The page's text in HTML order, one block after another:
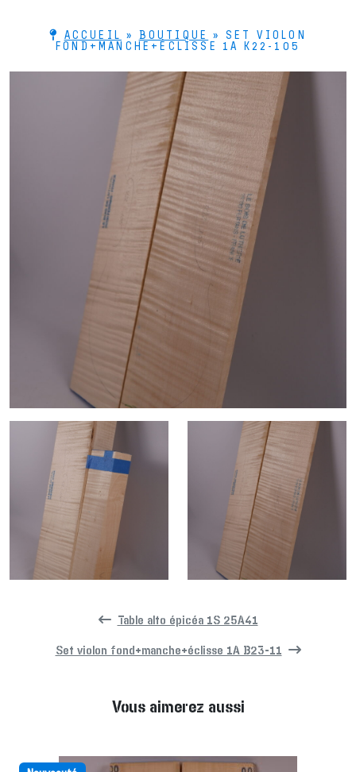
ACCUEIL » BOUTIQUE » SET VIOLON
FOND+MANCHE+ÉCLISSE 1A K22-105
Table alto épicéa 1S 25A41
Set violon fond+manche+éclisse 1A B23-11
Vous aimerez aussi